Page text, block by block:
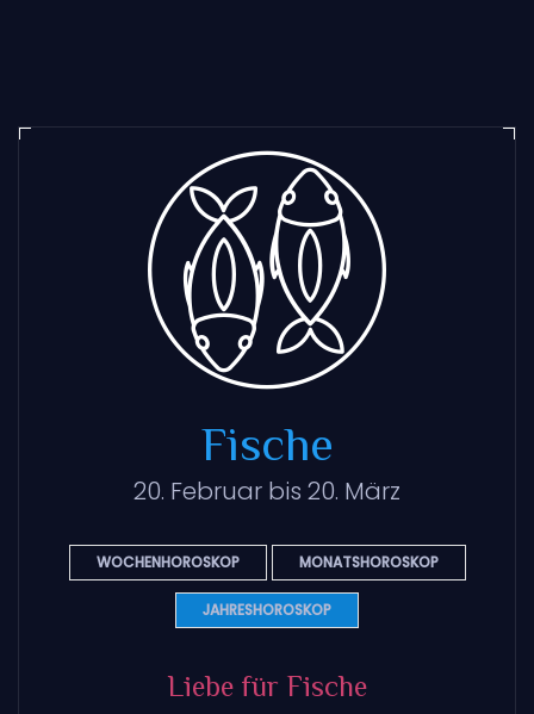
Fische
20. Februar bis 20. März
WOCHENHOROSKOP MONATSHOROSKOP
JAHRESHOROSKOP
Liebe für Fische